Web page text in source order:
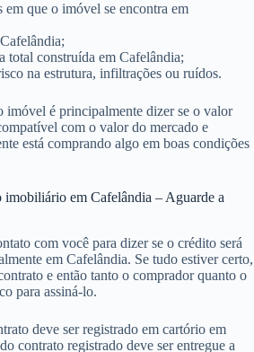
em que o imóvel se encontra em
total construída em Cafelândia;
na estrutura, infiltrações ou ruídos.
imóvel é principalmente dizer se o valor
com o valor do mercado e
está comprando algo em boas condições
imobiliário em Cafelândia – Aguarde a
com você para dizer se o crédito será
em Cafelândia. Se tudo estiver certo,
e então tanto o comprador quanto o
para assiná-lo.
deve ser registrado em cartório em
contrato registrado deve ser entregue a